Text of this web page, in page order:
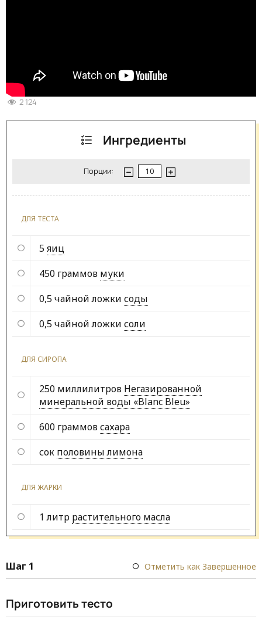
2 124
Ингредиенты
Порции:
ДЛЯ ТЕСТА
5яиц
450 граммов муки
0,5 чайной ложки соды
0,5 чайной ложки соли
ДЛЯ СИРОПА
250 миллилитров Негазированной
минеральной воды «Blanc Bleu»
600 граммовсахара
сок половины лимона
ДЛЯ ЖАРКИ
1 литр растительного масла
Шаг 1 Отметить как Завершенное
Приготовить тесто